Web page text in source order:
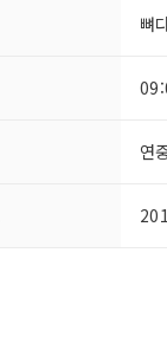
뼈
연